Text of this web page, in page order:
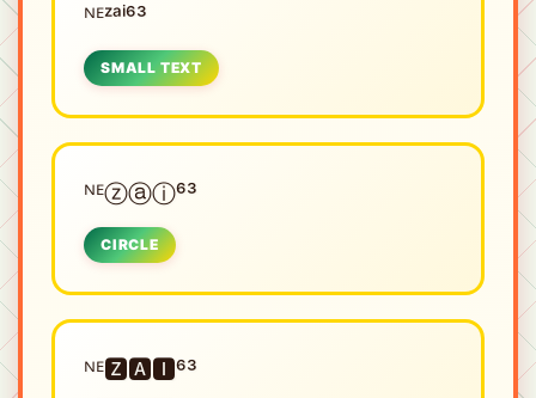
ᴺᴱㅤᶻᵃⁱ⁶³
SMALL TEXT
ᴺᴱㅤⓩⓐⓘ⁶³
CIRCLE
ᴺᴱㅤ🆉🅰🅸⁶³